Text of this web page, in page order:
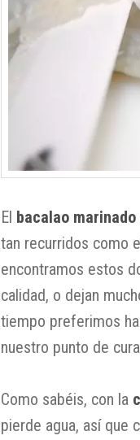
El bacalao marinado
tan recurridos como
encontramos estos
calidad, o dejan
tiempo preferimos
nuestro punto de
Como sabéis, con la
pierde agua, así que